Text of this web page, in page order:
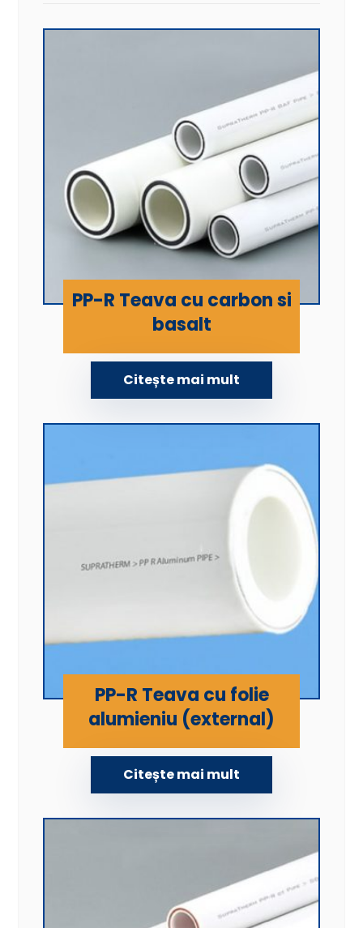
100 mm
18.30
1
PP-R Teava cu carbon si
basalt
Citește mai mult
PP-R Teava cu folie
alumieniu (external)
Citește mai mult